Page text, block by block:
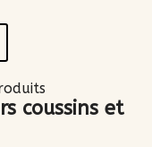
coussins et